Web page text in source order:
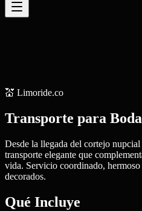
💒 Limoride.co
Transporte para
Desde la llegada del cortejo
transporte elegante que
vida. Servicio coordinado,
decorados.
Qué Incluye